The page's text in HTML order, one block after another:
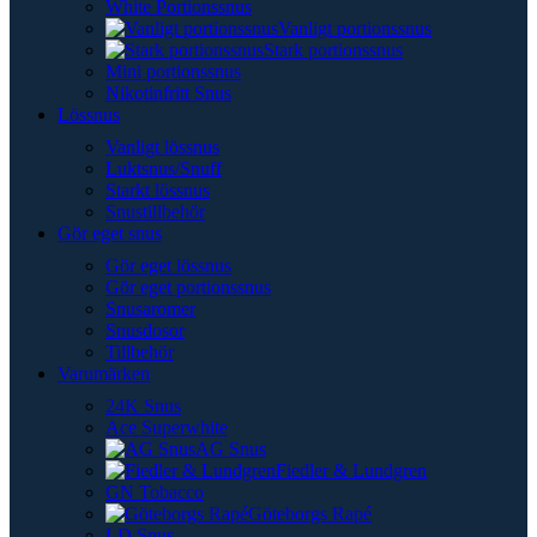
White Portionssnus
Vanligt portionssnus
Stark portionssnus
Mini portionssnus
Nikotinfritt Snus
Lössnus
Vanligt lössnus
Luktsnus/Snuff
Starkt lössnus
Snustillbehör
Gör eget snus
Gör eget lössnus
Gör eget portionssnus
Snusaromer
Snusdosor
Tillbehör
Varumärken
24K Snus
Ace Superwhite
AG Snus
Fiedler & Lundgren
GN Tobacco
Göteborgs Rapé